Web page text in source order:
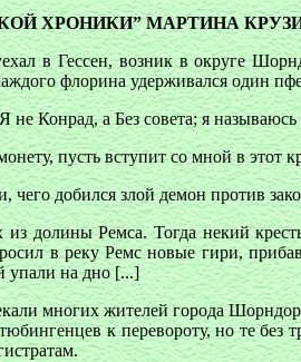
ХРОНИКИ” МАРТИНА
в Гессен, возник в округе
флорина удерживался один
Конрад, а Без совета; я
пусть вступит со мной в этот
чего добился злой демон против
долины Ремса. Тогда некий
в реку Ремс новые гири,
упали на дно [...]
многих жителей города
к перевороту, но те